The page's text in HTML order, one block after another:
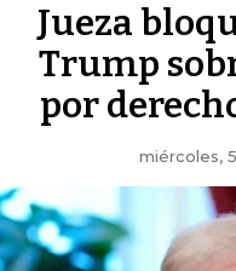
Jueza
Trump
por
miércoles,